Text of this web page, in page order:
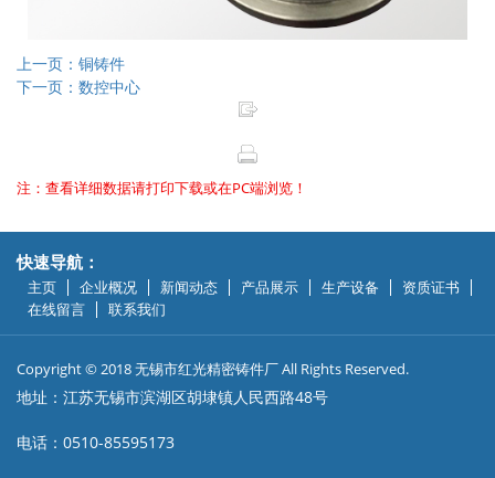
上一页：铜铸件
下一页：数控中心
注：查看详细数据请打印下载或在PC端浏览！
快速导航：
主页 企业概况 新闻动态 产品展示 生产设备
资质证书
在线留言
联系我们
Copyright © 2018 无锡市红光精密铸件厂 All Rights Reserved.
地址：江苏无锡市滨湖区胡埭镇人民西路48号
电话：0510-85595173